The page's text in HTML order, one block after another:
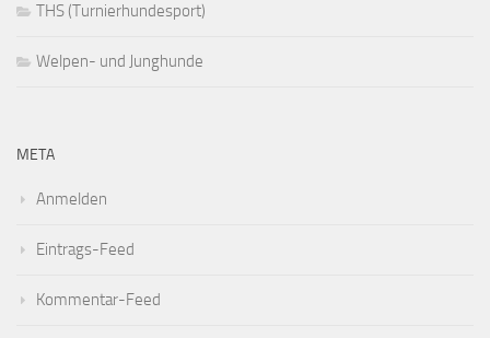
THS (Turnierhundesport)
Welpen- und Junghunde
META
Anmelden
Eintrags-Feed
Kommentar-Feed